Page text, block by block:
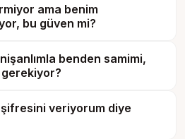
ama benim
bu güven mi?
benden samimi,
şifresini veriyorum diye